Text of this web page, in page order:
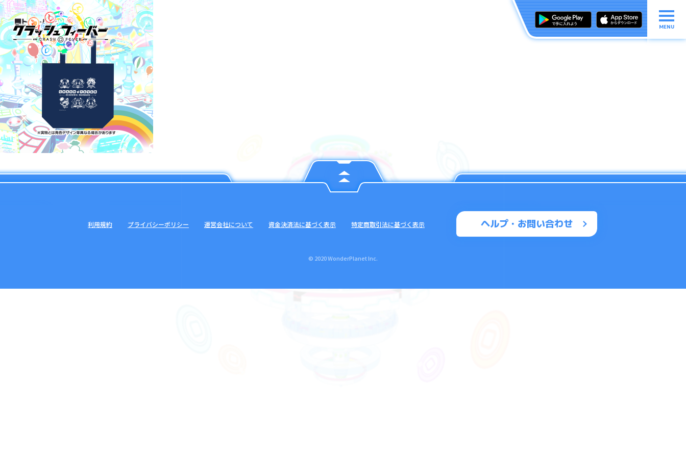
MENU
ヘルプ・お問い合わせ
利用規約 プライバシーポリシー 運営会社について 資金決済法に基づく表示 特定商取引法に基づく表示
© 2020 WonderPlanet Inc.